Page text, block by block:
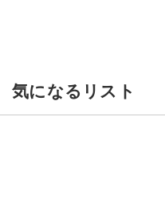
気になるリスト